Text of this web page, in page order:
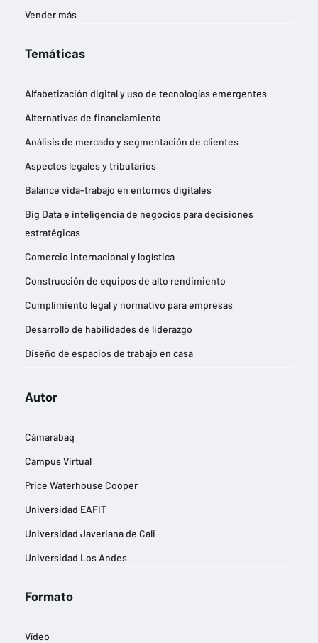
Vender más
Temáticas
Alfabetización digital y uso de tecnologías emergentes
Alternativas de financiamiento
Análisis de mercado y segmentación de clientes
Aspectos legales y tributarios
Balance vida-trabajo en entornos digitales
Big Data e inteligencia de negocios para decisiones
estratégicas
Comercio internacional y logística
Construcción de equipos de alto rendimiento
Cumplimiento legal y normativo para empresas
Desarrollo de habilidades de liderazgo
Diseño de espacios de trabajo en casa
Eficiencia energética y reducción de la huella de carbono
Gestión de riesgos empresariales
Autor
Cámarabaq
Campus Virtual
Price Waterhouse Cooper
Universidad EAFIT
Universidad Javeriana de Cali
Universidad Los Andes
Formato
Vídeo